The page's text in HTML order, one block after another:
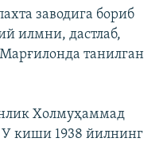
заводига бориб
илмни, дастлаб,
танилган
Холмуҳаммад
У киши 1938 йилнинг